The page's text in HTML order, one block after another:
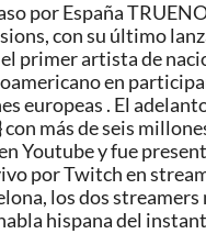
por España
con su último
el primer artista de
en
europeas . El
más de seis
Youtube y fue
por Twitch en
los dos streamers
hispana del